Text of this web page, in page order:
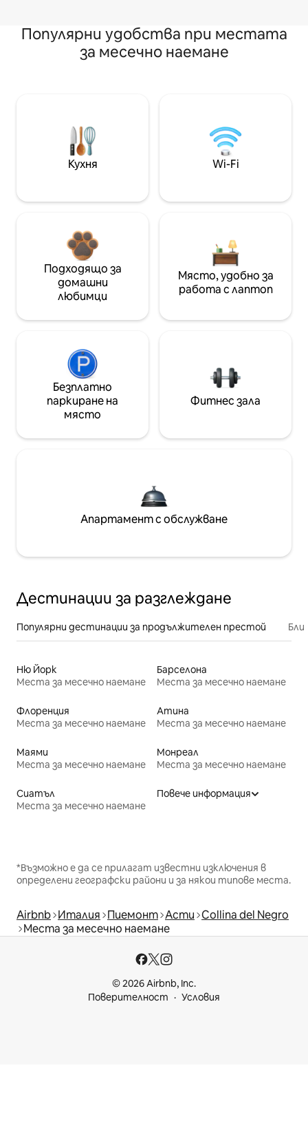
Популярни удобства при местата
за месечно наемане
Кухня Wi-Fi
Подходящо за
домашни
любимци
Място, удобно за
работа с лаптоп
Безплатно
паркиране на
място
Фитнес зала
Апартамент с обслужване
Дестинации за разглеждане
Популярни дестинации за продължителен престой
Ню Йорк
Места за месечно наемане
Барселона
Места за месечно наемане
Флоренция
Места за месечно наемане
Атина
Места за месечно наемане
Маями
Места за месечно наемане
Монреал
Места за месечно наемане
Сиатъл
Места за месечно наемане
Повече информация
*Възможно е да се прилагат известни изключения в
определени географски райони и за някои типове места.
Airbnb Италия Пиемонт Асти Collina del Negro
Места за месечно наемане
© 2026 Airbnb, Inc.
Поверителност
Условия